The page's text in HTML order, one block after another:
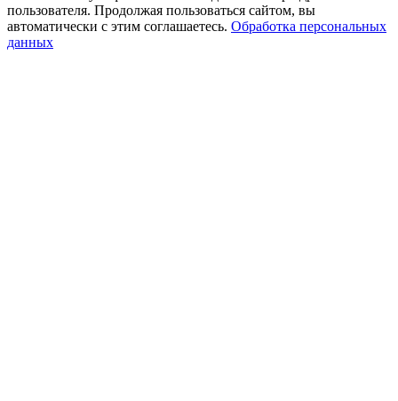
пользователя. Продолжая пользоваться сайтом, вы
автоматически с этим соглашаетесь. Обработка персональных
данных